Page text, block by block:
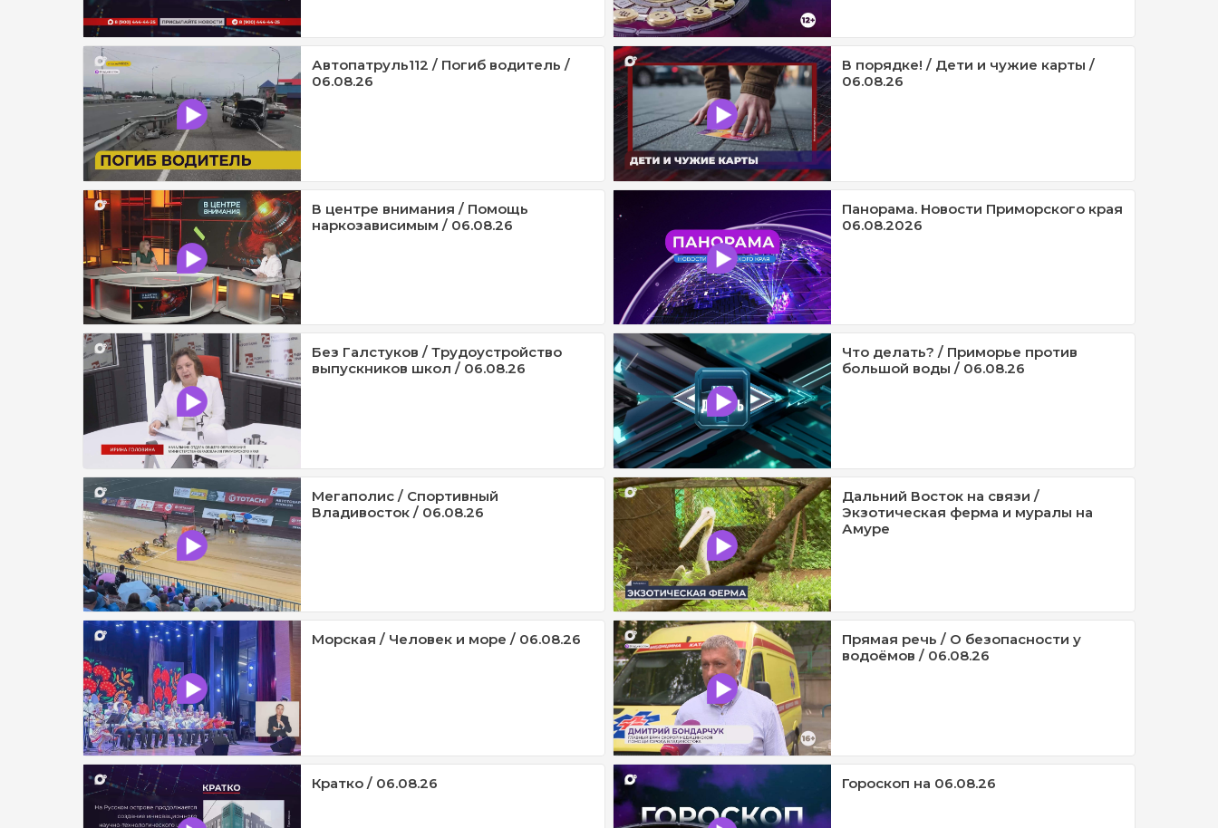
Автопатруль112 / Погиб водитель /
06.08.26
В порядке! / Дети и чужие карты /
06.08.26
В центре внимания / Помощь
наркозависимым / 06.08.26
Панорама. Новости Приморского края
06.08.2026
Без Галстуков / Трудоустройство
выпускников школ / 06.08.26
Что делать? / Приморье против
большой воды / 06.08.26
Мегаполис / Спортивный
Владивосток / 06.08.26
Дальний Восток на связи /
Экзотическая ферма и муралы на
Амуре
Морская / Человек и море / 06.08.26
Прямая речь / О безопасности у
водоёмов / 06.08.26
Кратко / 06.08.26 Гороскоп на 06.08.26